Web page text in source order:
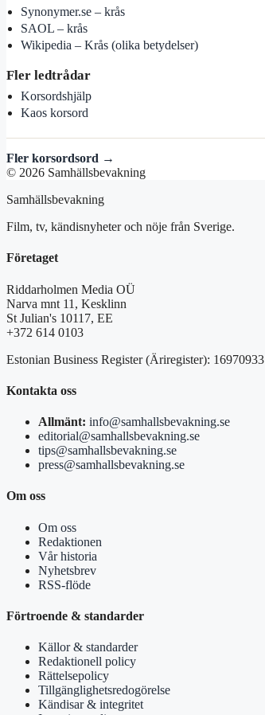
Synonymer.se – krås
SAOL – krås
Wikipedia – Krås (olika betydelser)
Fler ledtrådar
Korsordshjälp
Kaos korsord
Fler korsordsord →
© 2026 Samhällsbevakning
Samhällsbevakning
Film, tv, kändisnyheter och nöje från Sverige.
Företaget
Riddarholmen Media OÜ
Narva mnt 11, Kesklinn
St Julian's 10117, EE
+372 614 0103
Estonian Business Register (Äriregister): 16970933
Kontakta oss
Allmänt: info@samhallsbevakning.se
editorial@samhallsbevakning.se
tips@samhallsbevakning.se
press@samhallsbevakning.se
Om oss
Om oss
Redaktionen
Vår historia
Nyhetsbrev
RSS-flöde
Förtroende & standarder
Källor & standarder
Redaktionell policy
Rättelsepolicy
Tillgänglighetsredogörelse
Kändisar & integritet